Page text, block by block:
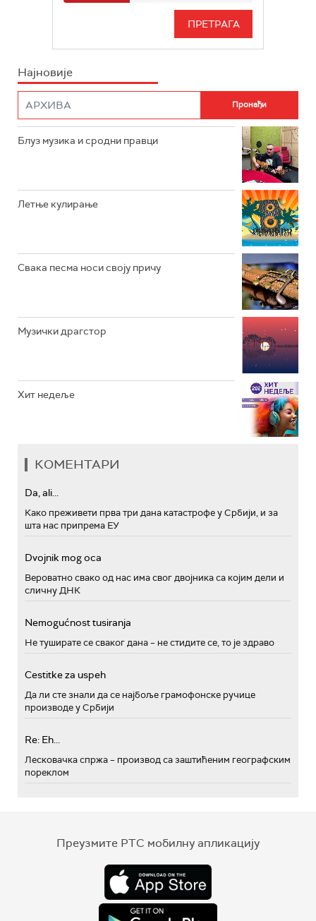
РАДИО БЕОГРАД 3
РАДИО РОКЕНРОЛЕР
РАДИО ЏЕЗЕР
Најновије
Блуз музика и сродни правци
Летње кулирање
Свака песма носи своју причу
Музички драгстор
Хит недеље
КОМЕНТАРИ
Da, ali...
Како преживети прва три дана катастрофе у Србији, и за
шта нас припрема ЕУ
Dvojnik mog oca
Вероватно свако од нас има свог двојника са којим дели и
сличну ДНК
Nemogućnost tusiranja
Не туширате се сваког дана – не стидите се, то је здраво
Cestitke za uspeh
Да ли сте знали да се најбоље грамофонске ручице
производе у Србији
Re: Eh...
Лесковачка спржа – производ са заштићеним географским
пореклом
Преузмите РТС мобилну апликацију